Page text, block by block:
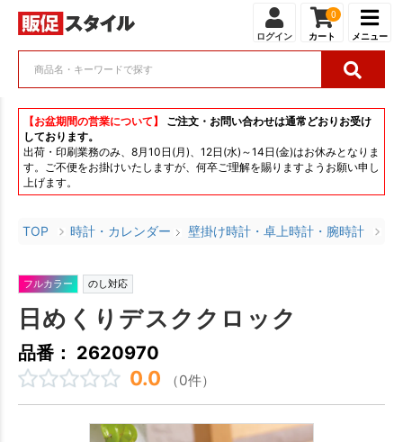
ログイン
0
カート メニュー
【お盆期間の営業について】
ご注文・お問い合わせは通常どおりお受け
しております。
出荷・印刷業務のみ、8月10日(月)、12日(水)～14日(金)はお休みとなりま
す。ご不便をお掛けいたしますが、何卒ご理解を賜りますようお願い申し
上げます。
TOP 時計・カレンダー 壁掛け時計・卓上時計・腕時計
フルカラー のし対応
日めくりデスククロック
品番： 2620970
0.0 （0件）